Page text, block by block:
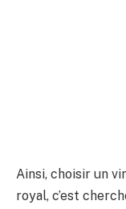
Ainsi, choisir un
royal, c’est